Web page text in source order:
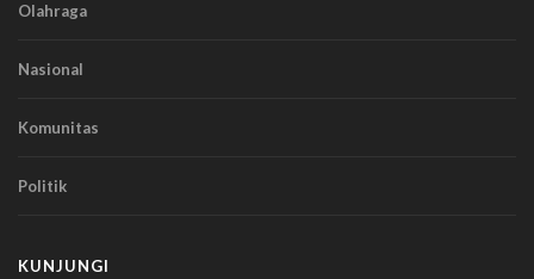
Olahraga
Nasional
Komunitas
Politik
KUNJUNGI